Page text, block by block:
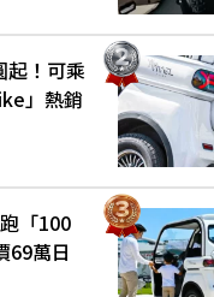
新款
起！可乘
」熱銷
「養車
」「小
「100
69萬日
大受歡